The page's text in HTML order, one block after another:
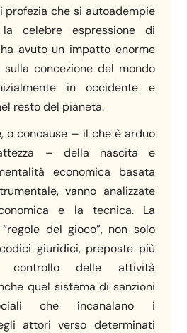
che si autoadempie
celebre espressione di
avuto un impatto enorme
concezione del mondo
in occidente e
resto del pianeta.
o concause – il che è arduo
– della nascita e
economica basata
vanno analizzate
e la tecnica. La
del gioco”, non solo
giuridici, preposte più
controllo delle attività
quel sistema di sanzioni
che incanalano i
attori verso determinati